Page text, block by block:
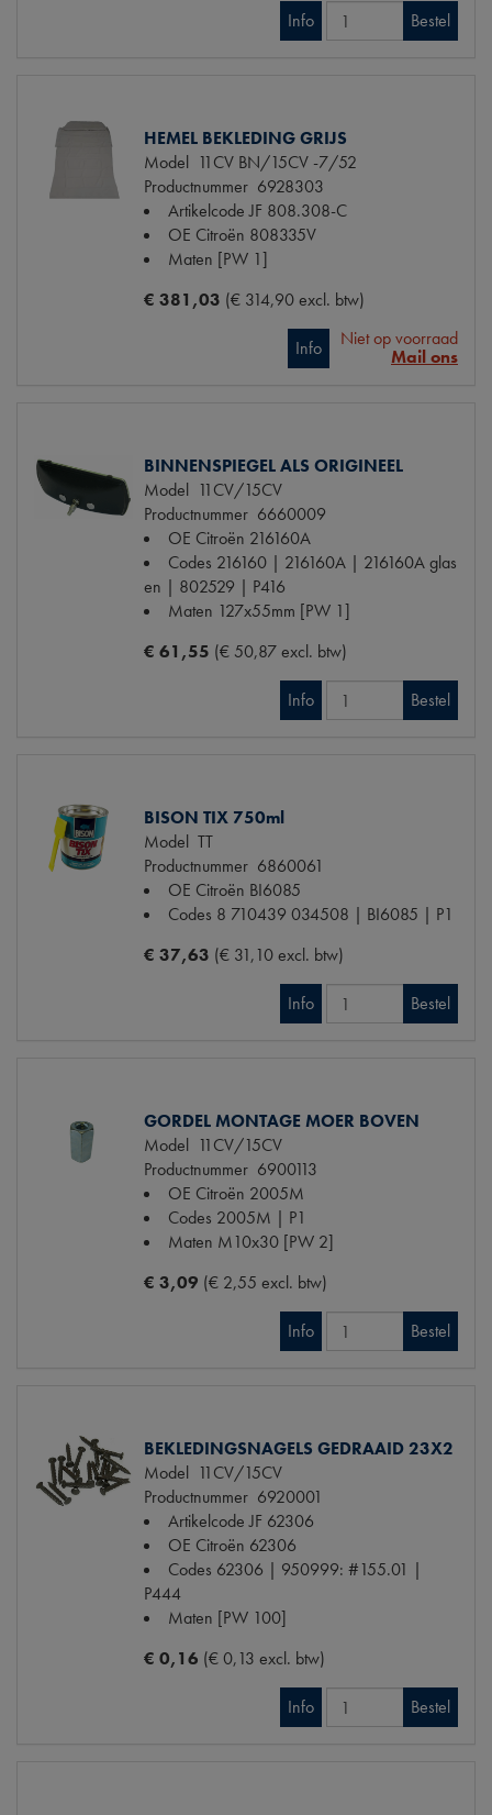
Info Bestel
HEMEL BEKLEDING GRIJS
Model 11CV BN/15CV -7/52
Productnummer 6928303
Artikelcode JF 808.308-C
OE Citroën 808335V
Maten [PW 1]
€ 381,03 (€ 314,90 excl. btw)
Info
Niet op voorraad
Mail ons
BINNENSPIEGEL ALS ORIGINEEL
Model 11CV/15CV
Productnummer 6660009
OE Citroën 216160A
Codes 216160 | 216160A | 216160A glas
en | 802529 | P416
Maten 127x55mm [PW 1]
€ 61,55 (€ 50,87 excl. btw)
Info Bestel
BISON TIX 750ml
Model TT
Productnummer 6860061
OE Citroën BI6085
Codes 8 710439 034508 | BI6085 | P1
€ 37,63 (€ 31,10 excl. btw)
Info Bestel
GORDEL MONTAGE MOER BOVEN
Model 11CV/15CV
Productnummer 6900113
OE Citroën 2005M
Codes 2005M | P1
Maten M10x30 [PW 2]
€ 3,09 (€ 2,55 excl. btw)
Info Bestel
BEKLEDINGSNAGELS GEDRAAID 23X2
Model 11CV/15CV
Productnummer 6920001
Artikelcode JF 62306
OE Citroën 62306
Codes 62306 | 950999: #155.01 |
P444
Maten [PW 100]
€ 0,16 (€ 0,13 excl. btw)
Info Bestel